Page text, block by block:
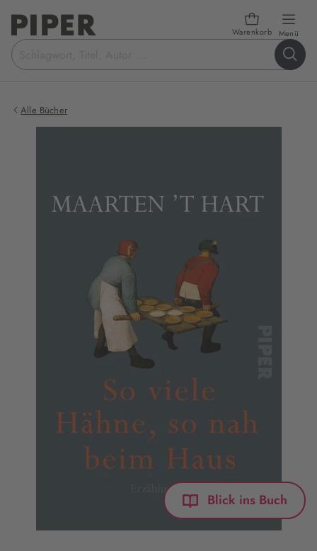
Warenkorb Menü
Suchbegriff
eingeben
Alle Bücher
Blick ins Buch